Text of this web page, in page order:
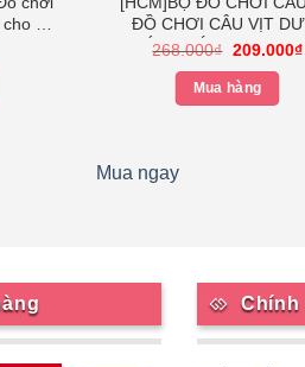
Bé
ĐỒ CHƠI CÂU VỊT
NƯỚC PHÁT NHẠC
MẪU MỚI 2020 – Hồng
268.000₫ Giá
là:
268.000₫.
209.000₫
Mua hàng
Mua ngay
Chính